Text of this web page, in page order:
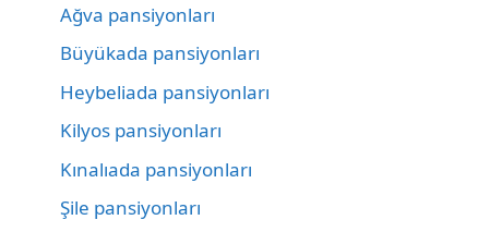
Ağva pansiyonları
Büyükada pansiyonları
Heybeliada pansiyonları
Kilyos pansiyonları
Kınalıada pansiyonları
Şile pansiyonları